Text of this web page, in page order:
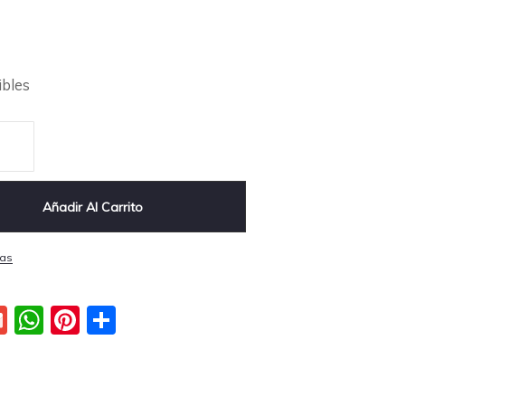
Añadir Al Carrito
GmailWhatsApp
Pinterest